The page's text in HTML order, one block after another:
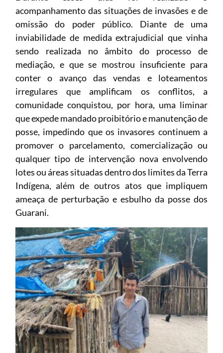
acompanhamento das situações de invasões e de
omissão do poder público. Diante de uma
inviabilidade de medida extrajudicial que vinha
sendo realizada no âmbito do processo de
mediação, e que se mostrou insuficiente para
conter o avanço das vendas e loteamentos
irregulares que amplificam os conflitos, a
comunidade conquistou, por hora, uma liminar
que expede mandado proibitório e manutenção de
posse, impedindo que os invasores continuem a
promover o parcelamento, comercialização ou
qualquer tipo de intervenção nova envolvendo
lotes ou áreas situadas dentro dos limites da Terra
Indígena, além de outros atos que impliquem
ameaça de perturbação e esbulho da posse dos
Guarani.